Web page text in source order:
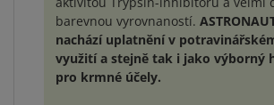
barevnou vyrovnaností.
nachází uplatnění v
využití a stejně tak i jako výborný
pro krmné účely.